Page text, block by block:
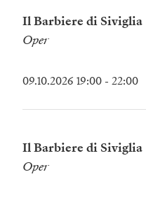
Il Barbiere di Siviglia
Oper
09.10.2026 19:00 - 22:00
Il Barbiere di Siviglia
Oper